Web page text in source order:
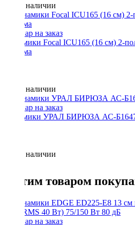
Нет в наличии
Динамики Focal ICU165 (16 см) 2-
система
Нет в наличии
Динамики УРАЛ БИРЮЗА АС-Б1647
Нет в наличии
С этим товаром